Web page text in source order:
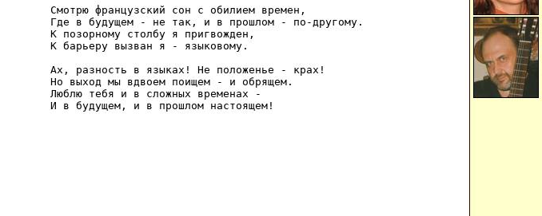
   Смотрю французский сон с обилием времен,
   Где в будущем - не так, и в прошлом - по-другому.
   К позорному столбу я пригвожден,
   К барьеру вызван я - языковому.
   Ах, разность в языках! Не положенье - крах!
   Но выход мы вдвоем поищем - и обрящем.
   Люблю тебя и в сложных временах -
   И в будущем, и в прошлом настоящем!